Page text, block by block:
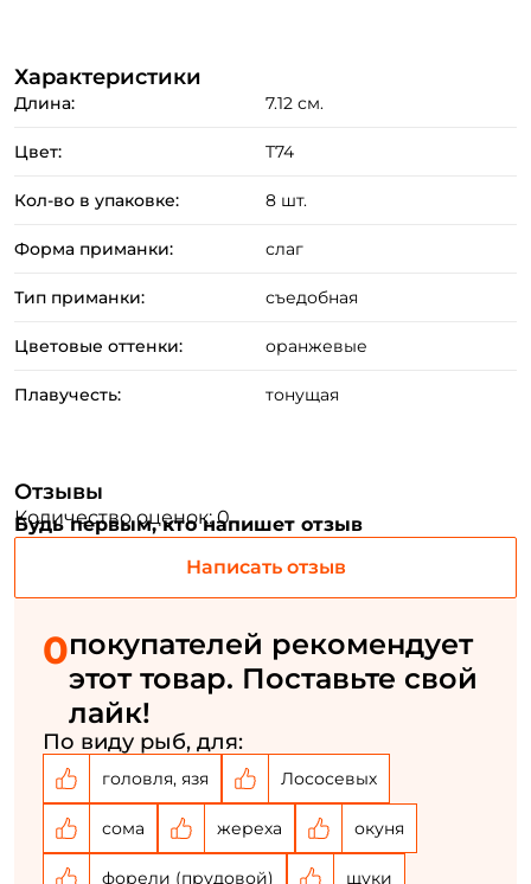
Характеристики
Длина: 7.12 см.
Цвет: T74
Кол-во в упаковке: 8 шт.
Форма приманки: слаг
Тип приманки: съедобная
Цветовые оттенки: оранжевые
Плавучесть: тонущая
Отзывы
Количество оценок: 0
Будь первым, кто напишет отзыв
Написать отзыв
0покупателей рекомендует
этот товар. Поставьте свой
лайк!
По виду рыб, для:
головля, язя Лососевых
сома жереха окуня
форели (прудовой) щуки
Создать аккаунт
ФИО: *
Email: *